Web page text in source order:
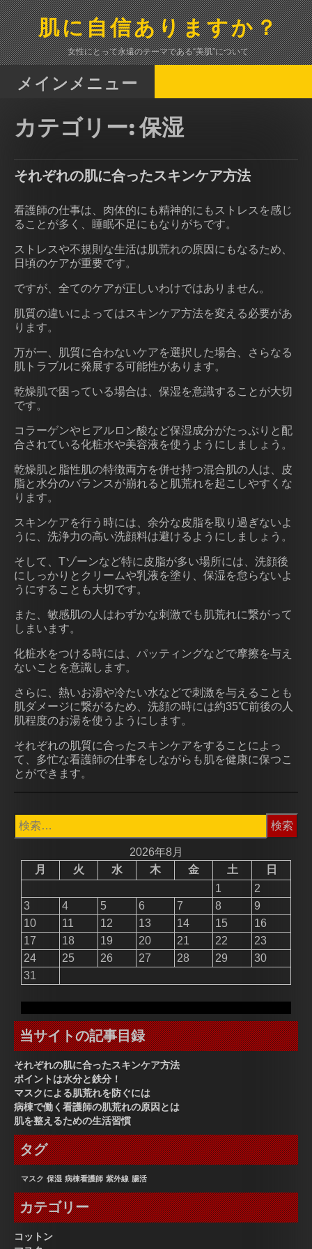
コ
ン
テ
ン
ツ
肌に自信ありますか？
女性にとって永遠のテーマである“美肌”について
メインメニュー
カテゴリー:保湿
それぞれの肌に合ったスキンケア方法
看護師の仕事は、肉体的にも精神的にもストレスを感じ
ることが多く、睡眠不足にもなりがちです。
ストレスや不規則な生活は肌荒れの原因にもなるため、
日頃のケアが重要です。
ですが、全てのケアが正しいわけではありません。
肌質の違いによってはスキンケア方法を変える必要があ
ります。
万が一、肌質に合わないケアを選択した場合、さらなる
肌トラブルに発展する可能性があります。
乾燥肌で困っている場合は、保湿を意識することが大切
です。
コラーゲンやヒアルロン酸など保湿成分がたっぷりと配
合されている化粧水や美容液を使うようにしましょう。
乾燥肌と脂性肌の特徴両方を併せ持つ混合肌の人は、皮
脂と水分のバランスが崩れると肌荒れを起こしやすくな
ります。
スキンケアを行う時には、余分な皮脂を取り過ぎないよ
うに、洗浄力の高い洗顔料は避けるようにしましょう。
そして、Tゾーンなど特に皮脂が多い場所には、洗顔後
にしっかりとクリームや乳液を塗り、保湿を怠らないよ
うにすることも大切です。
また、敏感肌の人はわずかな刺激でも肌荒れに繋がって
しまいます。
化粧水をつける時には、パッティングなどで摩擦を与え
ないことを意識します。
さらに、熱いお湯や冷たい水などで刺激を与えることも
肌ダメージに繋がるため、洗顔の時には約35℃前後の人
肌程度のお湯を使うようにします。
それぞれの肌質に合ったスキンケアをすることによっ
て、多忙な看護師の仕事をしながらも肌を健康に保つこ
とができます。
検
索:
2026年8月
月
火 水 木 金 土
日
1
2
3
4 5 6 7 8
9
10
11 12 13 14 15
16
17
18 19 20 21 22
23
24
25 26 27 28 29
30
31
当サイトの記事目録
それぞれの肌に合ったスキンケア方法
ポイントは水分と鉄分！
マスクによる肌荒れを防ぐには
病棟で働く看護師の肌荒れの原因とは
肌を整えるための生活習慣
タグ
マスク 保湿 病棟看護師 紫外線 腸活
カテゴリー
コットン